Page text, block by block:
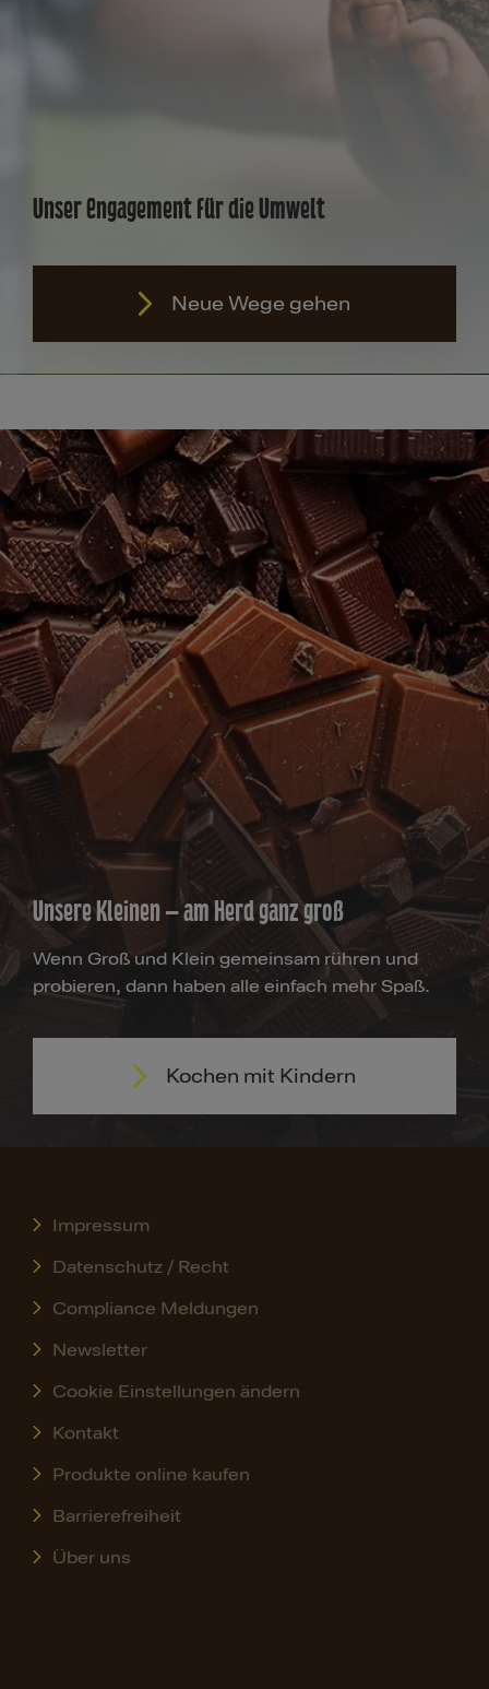
Unser Engagement für die Umwelt
Neue Wege gehen
Unsere Kleinen – am Herd ganz groß
Wenn Groß und Klein gemeinsam rühren und
probieren, dann haben alle einfach mehr Spaß.
Kochen mit Kindern
Impressum
Datenschutz / Recht
Compliance Meldungen
Newsletter
Cookie Einstellungen ändern
Kontakt
Produkte online kaufen
Barrierefreiheit
Über uns